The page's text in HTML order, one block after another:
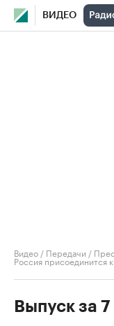
ВИДЕО
Видео / Передачи /
Россия присоединится
Выпуск за